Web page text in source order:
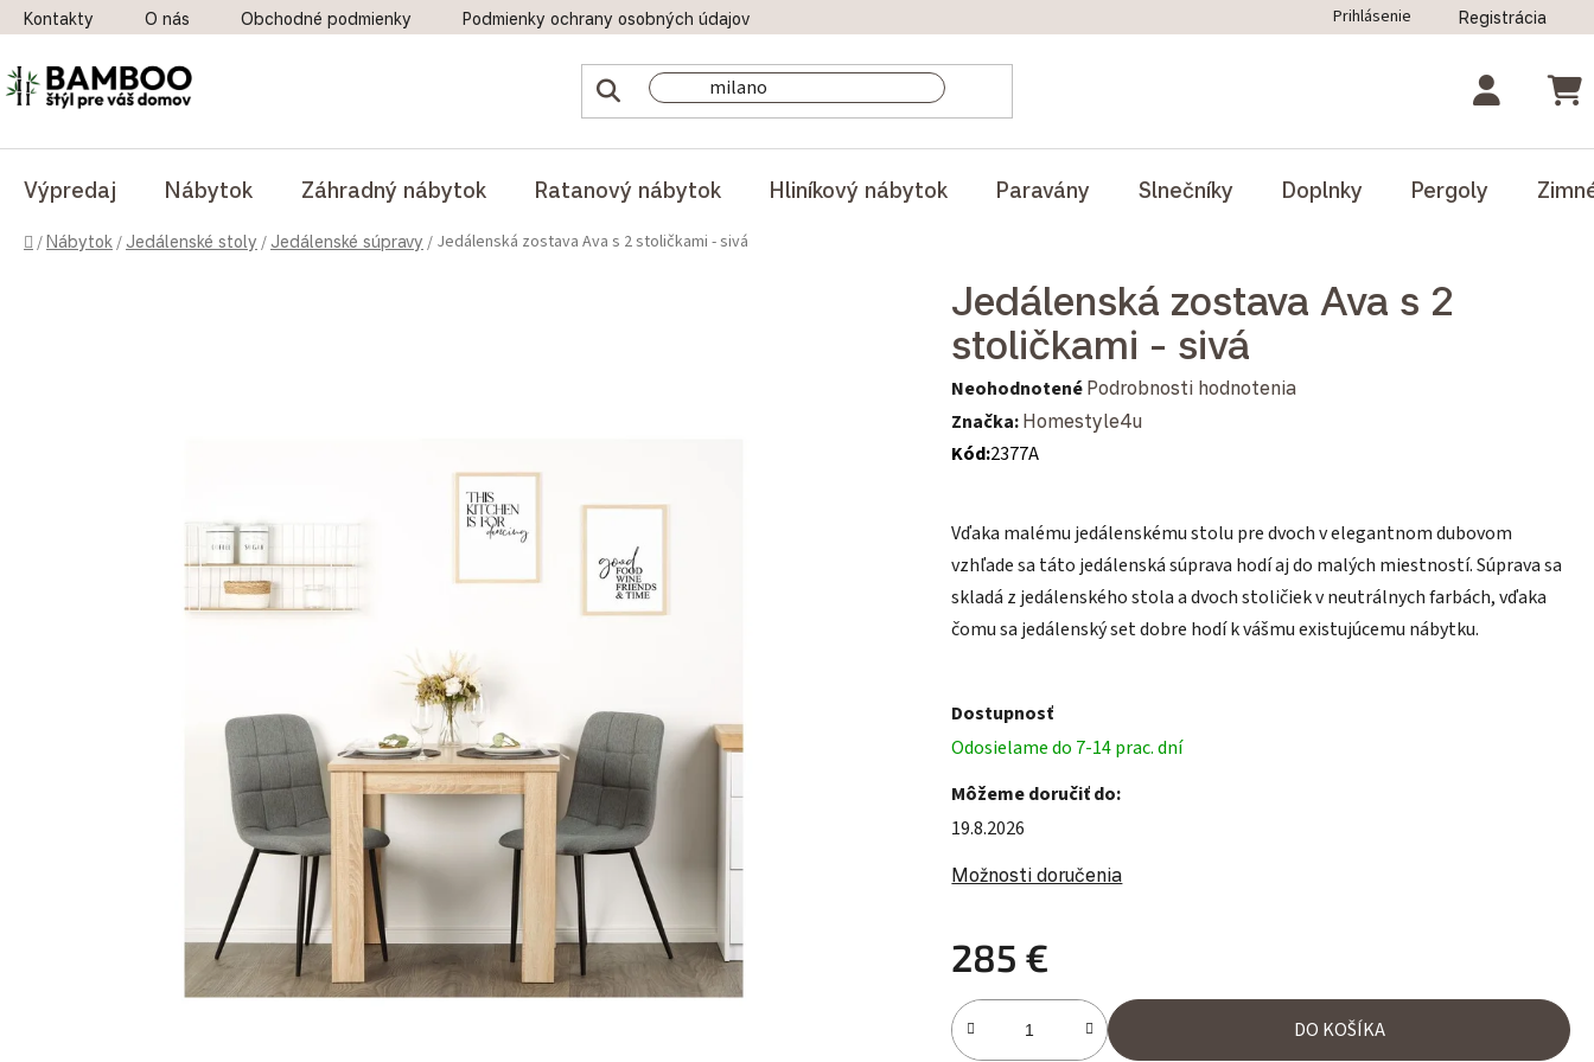
Prejsť na obsah
Kontakty O nás Obchodné podmienky Podmienky ochrany osobných údajov Odstúpenie od zmluvy
Prihlásenie Registrácia
Výpredaj Nábytok Záhradný nábytok Ratanový nábytok Hliníkový nábytok Paravány Slnečníky Doplnky Pergoly
Domov
/Nábytok / Jedálenské stoly / Jedálenské súpravy / Jedálenská zostava Ava s 2 stoličkami - sivá
Jedálenská zostava Ava s 2
stoličkami - sivá
Priemerné hodnotenie produktu je 0,0 z 5 hviezdičiek.
Neohodnotené Podrobnosti hodnotenia
Značka: Homestyle4u
Kód:2377A
Vďaka malému jedálenskému stolu pre dvoch v elegantnom dubovom
vzhľade sa táto jedálenská súprava hodí aj do malých miestností. Súprava sa
skladá z jedálenského stola a dvoch stoličiek v neutrálnych farbách, vďaka
čomu sa jedálenský set dobre hodí k vášmu existujúcemu nábytku.
Dostupnosť
Odosielame do 7-14 prac. dní
Môžeme doručiť do:
19.8.2026
Možnosti doručenia
285 €
Jednotková cena:
DO KOŠÍKA